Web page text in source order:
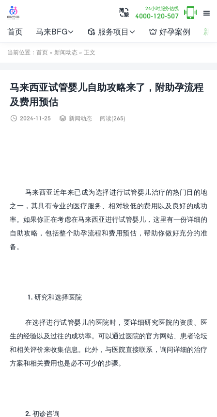

24小时服务热线
4000-120-507 

首页 马来BFG  服务项目   好孕案例 新
当前位置： 首页 » 新闻动态 » 正文
马来西亚试管婴儿自助攻略来了，附助孕流程
及费用预估
 2024-11-25  新闻动态 阅读(265)
马来西亚近年来已成为选择进行试管婴儿治疗的热门目的地
之一，其具有专业的医疗服务、相对较低的费用以及良好的成功
率。如果你正在考虑在马来西亚进行试管婴儿，这里有一份详细的
自助攻略，包括整个助孕流程和费用预估，帮助你做好充分的准
备。
1. 研究和选择医院
在选择进行试管婴儿的医院时，要详细研究医院的资质、医
生的经验以及过往的成功率。可以通过医院的官方网站、患者论坛
和相关评价来收集信息。此外，与医院直接联系，询问详细的治疗
方案和相关费用也是必不可少的步骤。
2. 初诊咨询